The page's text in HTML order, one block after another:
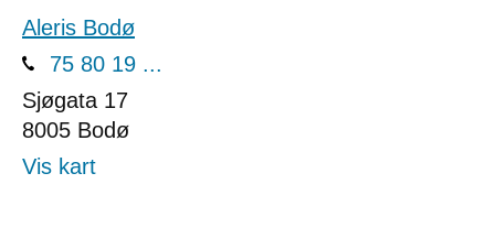
Aleris Bodø
75 80 19 ...
Sjøgata 17
8005 Bodø
Vis kart